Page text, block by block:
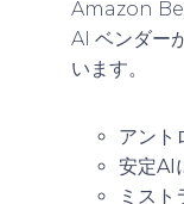
Amazon
AI ベンダー
います。
アント
安定AI
ミスト